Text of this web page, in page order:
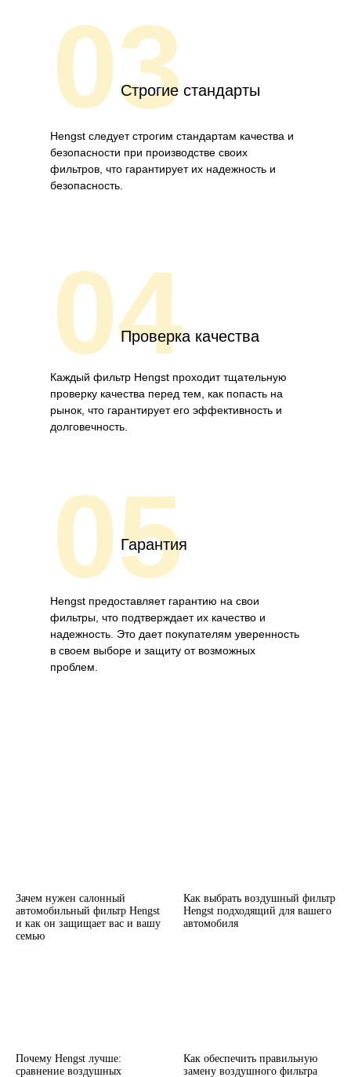
03Строгие стандарты
Hengst следует строгим стандартам качества и
безопасности при производстве своих
фильтров, что гарантирует их надежность и
безопасность.
04Проверка качества
Каждый фильтр Hengst проходит тщательную
проверку качества перед тем, как попасть на
рынок, что гарантирует его эффективность и
долговечность.
05
Гарантия
Hengst предоставляет гарантию на свои
фильтры, что подтверждает их качество и
надежность. Это дает покупателям уверенность
в своем выборе и защиту от возможных
проблем.
Зачем нужен салонный
автомобильный фильтр Hengst
и как он защищает вас и вашу
семью
Как выбрать воздушный фильтр
Hengst подходящий для вашего
автомобиля
Почему Hengst лучше:
сравнение воздушных
Как обеспечить правильную
замену воздушного фильтра